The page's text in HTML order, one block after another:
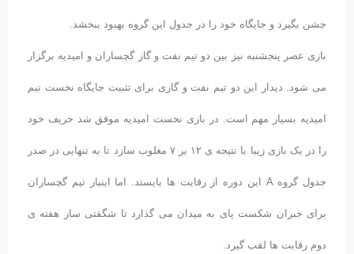
جشن بگیرد و جایگاه خود را در جدول این گروه بهبود ببخشد.
بازی عصر پنجشنبه نیز بین دو تیم نفت و گاز گچساران و امیدیه برگزار
می شود. دیدار این دو تیم نفت و گازی برای تثبیت جایگاه نخست تیم
امیدیه بسیار مهم است. در بازی نخست امیدیه موفق شد حریف خود
را در یک بازی زیبا با نتیجه ی ۱۲ بر ۷ مغلوب سازد تا به تنهایی در صدر
جدول گروه A این دوره از رقابت ها بایستد. اما اینبار تیم گچساران
برای جبران شکست پای به میدان می گذارد تا شگفتی ساز هفته ی
دوم رقابت ها لقب گیرد.